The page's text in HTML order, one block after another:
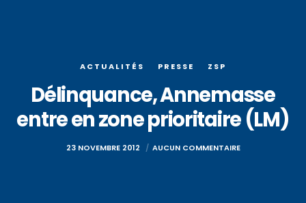
ACTUALITÉS PRESSE ZSP
Délinquance, Annemasse
entre en zone prioritaire (LM)
23 NOVEMBRE 2012 AUCUN COMMENTAIRE